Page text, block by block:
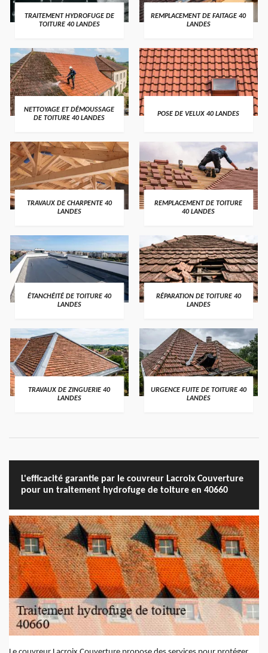
TRAITEMENT HYDROFUGE DE
TOITURE 40 LANDES
REMPLACEMENT DE FAITAGE 40
LANDES
NETTOYAGE ET DÉMOUSSAGE
DE TOITURE 40 LANDES
POSE DE VELUX 40 LANDES
TRAVAUX DE CHARPENTE 40
LANDES
REMPLACEMENT DE TOITURE
40 LANDES
ÉTANCHÉITÉ DE TOITURE 40
LANDES
RÉPARATION DE TOITURE 40
LANDES
TRAVAUX DE ZINGUERIE 40
LANDES
URGENCE FUITE DE TOITURE 40
LANDES
L'efficacité garantie par le couvreur Lacroix Couverture
pour un traitement hydrofuge de toiture en 40660